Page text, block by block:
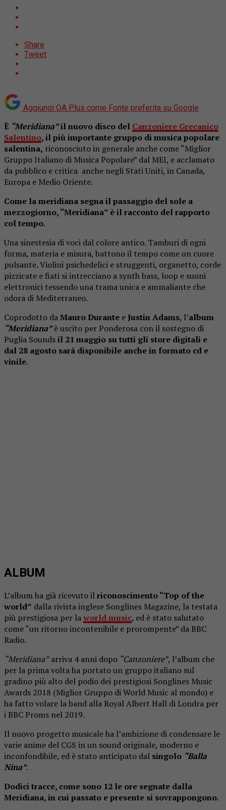
Share
Tweet
Aggiungi OA Plus come Fonte preferita su Google
È “Meridiana”il nuovo disco del Canzoniere Grecanico
Salentino, il più importante gruppo di musica popolare
salentina, riconosciuto in generale anche come “Miglior
Gruppo Italiano di Musica Popolare” dal MEI, e acclamato
da pubblico e critica anche negli Stati Uniti, in Canada,
Europa e Medio Oriente.
Come la meridiana segna il passaggio del sole a
mezzogiorno, “Meridiana” è il racconto del rapporto
col tempo.
Una sinestesia di voci dal colore antico. Tamburi di ogni
forma, materia e misura, battono il tempo come un cuore
pulsante. Violini psichedelici e struggenti, organetto, corde
pizzicate e fiati si intrecciano a synth bass, loop e suoni
elettronici tessendo una trama unica e ammaliante che
odora di Mediterraneo.
Coprodotto daMauro Durante e Justin Adams, l’album
“Meridiana” è uscito per Ponderosa con il sostegno di
Puglia Soundsil 21 maggio su tutti gli store digitali e
dal 28 agosto sarà disponibile anche in formato cd e
vinile.
ALBUM
L’album ha già ricevuto ilriconoscimento “Top of the
world” dalla rivista inglese Songlines Magazine, la testata
più prestigiosa per laworld music, ed è stato salutato
come “un ritorno incontenibile e prorompente” da BBC
Radio.
“Meridiana”arriva 4 anni dopo “Canzoniere”, l’album che
per la prima volta ha portato un gruppo italiano sul
gradino più alto del podio dei prestigiosi Songlines Music
Awards 2018 (Miglior Gruppo di World Music al mondo) e
ha fatto volare la band alla Royal Albert Hall di Londra per
i BBC Proms nel 2019.
Il nuovo progetto musicale ha l’ambizione di condensare le
varie anime del CGS in un sound originale, moderno e
inconfondibile, ed è stato anticipato dal singolo “Balla
Nina”.
Dodici tracce, come sono 12 le ore segnate dalla
Meridiana, in cui passato e presente si sovrappongono.